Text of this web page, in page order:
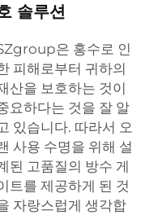
솔루션
은 홍수로 인
피해로부터 귀하의
산을 보호하는 것이
요하다는 것을 잘 알
있습니다. 따라서 오
사용 수명을 위해 설
된 고품질의 방수 게
트를 제공하게 된 것
자랑스럽게 생각합